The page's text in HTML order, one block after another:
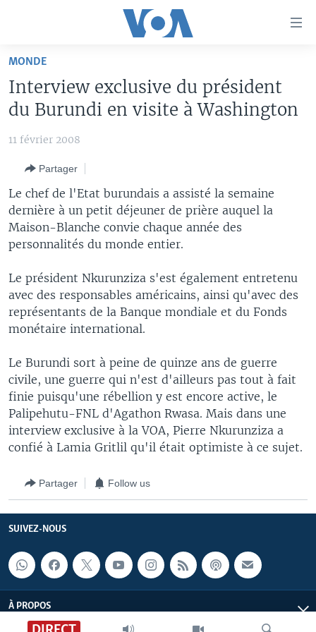
Retour
navigation
Retour
recherche
SPORT
TV
WASHINGTON FORUM
CORRESPONDANT VOA
FOCUS SAHEL
REPORTAGES
VOUS + NOUS
CARNET DE SANTÉ
À VOTRE AVIS
VOTRE SANTÉ VOTRE AVENIR
LE MONDE AU FÉMININ
L'AMÉRIQUE ET VOUS
DIALOGUE DES RELIGIONS
RM SHOW
BAMBARA
FULFULDE
LINGALA
SANGO
Apprenez L'anglais
SUIVEZ-NOUS
Langues
MONDE
Interview exclusive du président
du Burundi en visite à Washington
11 février 2008
Partager
Le chef de l'Etat burundais a assisté la semaine
dernière à un petit déjeuner de prière auquel la
Maison-Blanche convie chaque année des
personnalités du monde entier.
Le président Nkurunziza s'est également entretenu
avec des responsables américains, ainsi qu'avec des
représentants de la Banque mondiale et du Fonds
monétaire international.
Le Burundi sort à peine de quinze ans de guerre
civile, une guerre qui n'est d'ailleurs pas tout à fait
finie puisqu'une rébellion y est encore active, le
Palipehutu-FNL d'Agathon Rwasa. Mais dans une
interview exclusive à la VOA, Pierre Nkurunziza a
confié à Lamia Gritlil qu'il était optimiste à ce sujet.
Partager Follow us
SUIVEZ-NOUS
À PROPOS